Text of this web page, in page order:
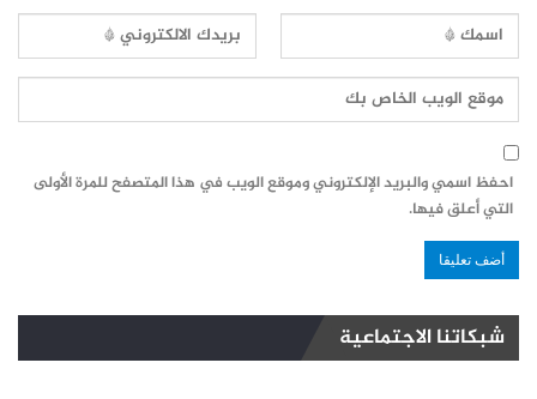
احفظ اسمي والبريد الإلكتروني وموقع الويب في هذا المتصفح للمرة الأولى
التي أعلق فيها.
شبكاتنا الاجتماعية